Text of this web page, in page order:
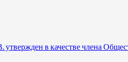
в качестве члена